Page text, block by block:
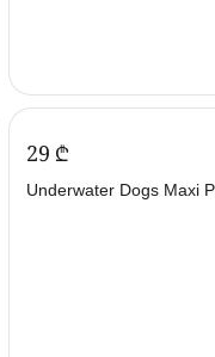
‍29‍ ₾
Underwater Dogs Maxi